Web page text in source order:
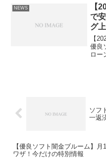
解
る方
NEWS
【
で
グ
は？
【
優良
ロー
ソフ
一返
【優良ソフト闇金ブルーム】月
ワザ！今だけの特別情報